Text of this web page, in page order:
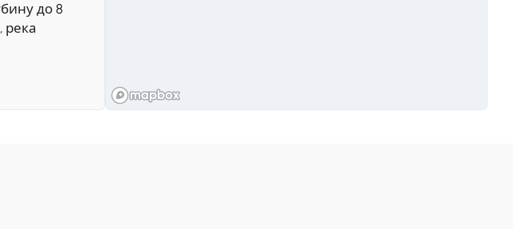
до 8
река
еще